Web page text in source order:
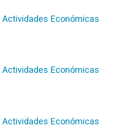
Actividades Económicas
Actividades Económicas
Actividades Económicas